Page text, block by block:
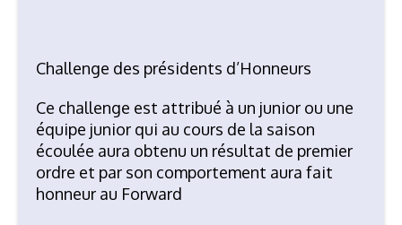
Challenge des présidents d’Honneurs
Ce challenge est attribué à un junior ou une
équipe junior qui au cours de la saison
écoulée aura obtenu un résultat de premier
ordre et par son comportement aura fait
honneur au Forward